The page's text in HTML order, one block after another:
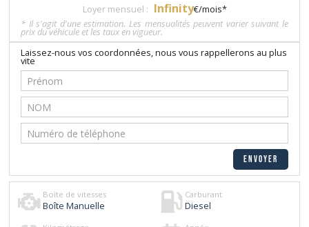
Loyer mensuel : Infinity€/mois*
* Il s'agit d'une estimation. Les mensualités peuvent varier suivant le
prix du véhicule et les taux en vigueur.
Laissez-nous vos coordonnées, nous vous rappellerons au plus
vite
Boîte de vitesses
Boîte Manuelle
Carburant
Diesel